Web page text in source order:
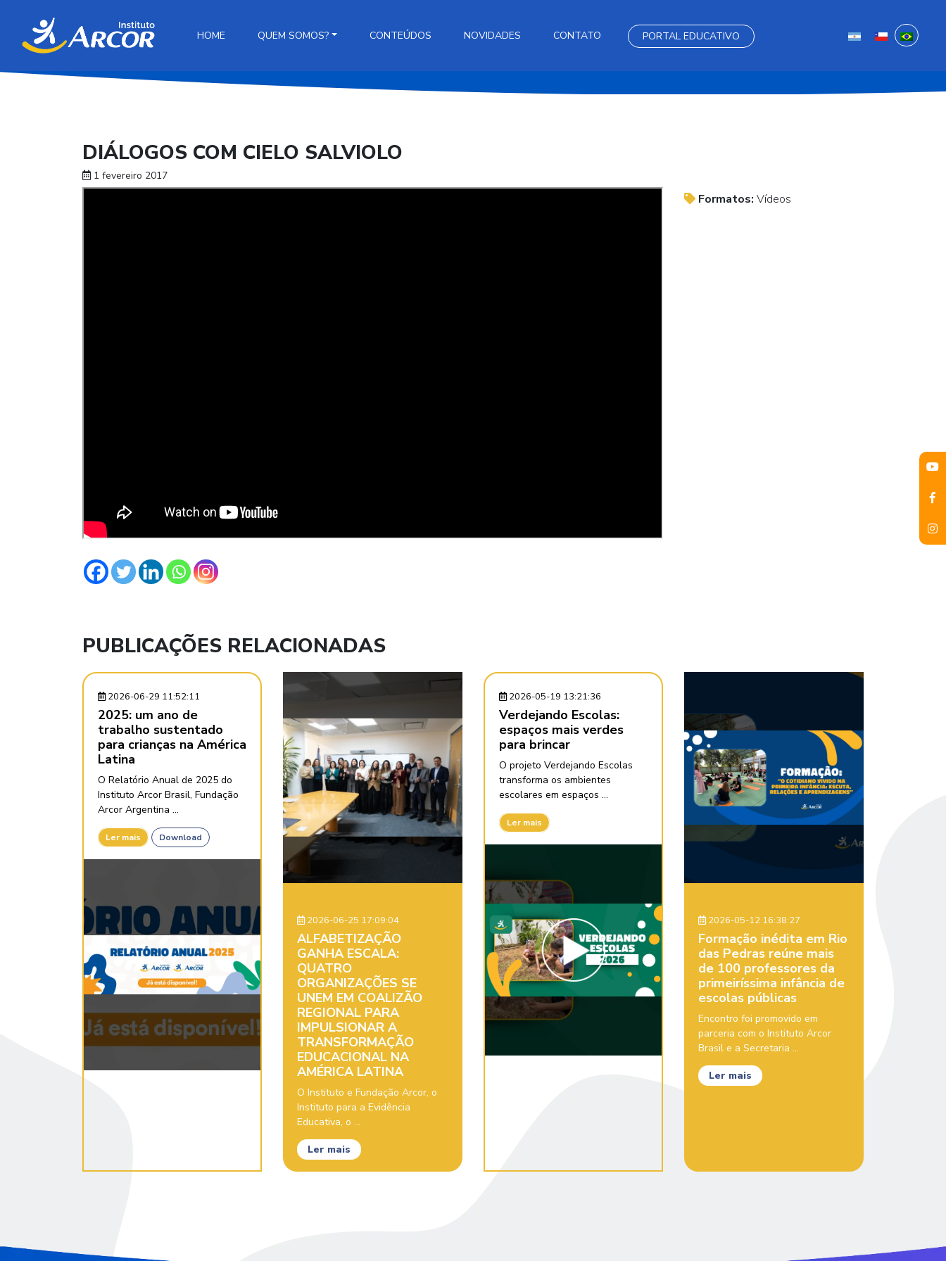
HOME QUEM SOMOS? CONTEÚDOS NOVIDADES CONTATO PORTAL EDUCATIVO
DIÁLOGOS COM CIELO SALVIOLO
1 fevereiro 2017
Formatos: Vídeos
PUBLICAÇÕES RELACIONADAS
2026-06-29 11:52:11
2025: um ano de
trabalho sustentado
para crianças na América
Latina
O Relatório Anual de 2025 do
Instituto Arcor Brasil, Fundação
Arcor Argentina ...
Ler mais Download
2026-06-25 17:09:04
ALFABETIZAÇÃO
GANHA ESCALA:
QUATRO
ORGANIZAÇÕES SE
UNEM EM COALIZÃO
REGIONAL PARA
IMPULSIONAR A
TRANSFORMAÇÃO
EDUCACIONAL NA
AMÉRICA LATINA
O Instituto e Fundação Arcor, o
Instituto para a Evidência
Educativa, o ...
Ler mais
2026-05-19 13:21:36
Verdejando Escolas:
espaços mais verdes
para brincar
O projeto Verdejando Escolas
transforma os ambientes
escolares em espaços ...
Ler mais
2026-05-12 16:38:27
Formação inédita em Rio
das Pedras reúne mais
de 100 professores da
primeiríssima infância de
escolas públicas
Encontro foi promovido em
parceria com o Instituto Arcor
Brasil e a Secretaria ...
Ler mais